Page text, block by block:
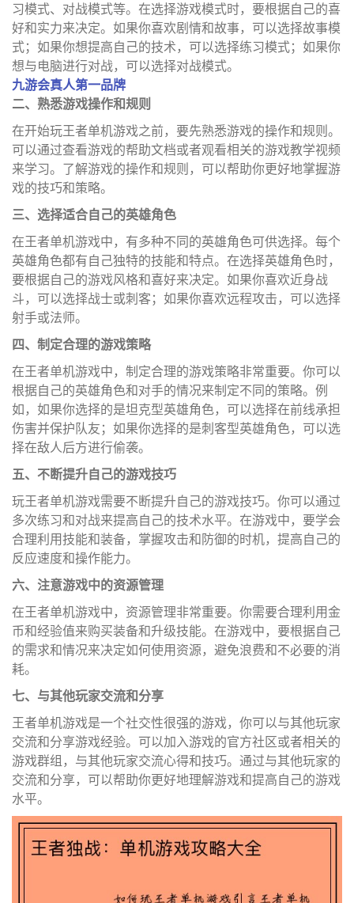
习模式、对战模式等。在选择游戏模式时，要根据自己的喜
好和实力来决定。如果你喜欢剧情和故事，可以选择故事模
式；如果你想提高自己的技术，可以选择练习模式；如果你
想与电脑进行对战，可以选择对战模式。
九游会真人第一品牌
二、熟悉游戏操作和规则
在开始玩王者单机游戏之前，要先熟悉游戏的操作和规则。
可以通过查看游戏的帮助文档或者观看相关的游戏教学视频
来学习。了解游戏的操作和规则，可以帮助你更好地掌握游
戏的技巧和策略。
三、选择适合自己的英雄角色
在王者单机游戏中，有多种不同的英雄角色可供选择。每个
英雄角色都有自己独特的技能和特点。在选择英雄角色时，
要根据自己的游戏风格和喜好来决定。如果你喜欢近身战
斗，可以选择战士或刺客；如果你喜欢远程攻击，可以选择
射手或法师。
四、制定合理的游戏策略
在王者单机游戏中，制定合理的游戏策略非常重要。你可以
根据自己的英雄角色和对手的情况来制定不同的策略。例
如，如果你选择的是坦克型英雄角色，可以选择在前线承担
伤害并保护队友；如果你选择的是刺客型英雄角色，可以选
择在敌人后方进行偷袭。
五、不断提升自己的游戏技巧
玩王者单机游戏需要不断提升自己的游戏技巧。你可以通过
多次练习和对战来提高自己的技术水平。在游戏中，要学会
合理利用技能和装备，掌握攻击和防御的时机，提高自己的
反应速度和操作能力。
六、注意游戏中的资源管理
在王者单机游戏中，资源管理非常重要。你需要合理利用金
币和经验值来购买装备和升级技能。在游戏中，要根据自己
的需求和情况来决定如何使用资源，避免浪费和不必要的消
耗。
七、与其他玩家交流和分享
王者单机游戏是一个社交性很强的游戏，你可以与其他玩家
交流和分享游戏经验。可以加入游戏的官方社区或者相关的
游戏群组，与其他玩家交流心得和技巧。通过与其他玩家的
交流和分享，可以帮助你更好地理解游戏和提高自己的游戏
水平。